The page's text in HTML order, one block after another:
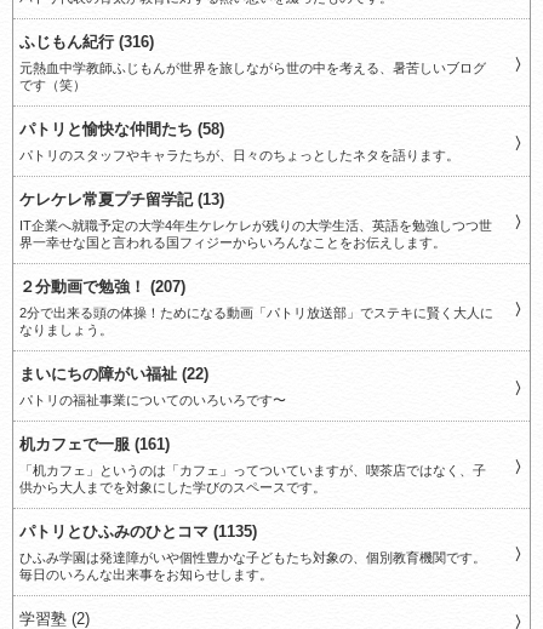
ふじもん紀行 (316)
元熱血中学教師ふじもんが世界を旅しながら世の中を考える、暑苦しいブログ
です（笑）
パトリと愉快な仲間たち (58)
パトリのスタッフやキャラたちが、日々のちょっとしたネタを語ります。
ケレケレ常夏プチ留学記 (13)
IT企業へ就職予定の大学4年生ケレケレが残りの大学生活、英語を勉強しつつ世
界一幸せな国と言われる国フィジーからいろんなことをお伝えします。
２分動画で勉強！ (207)
2分で出来る頭の体操！ためになる動画「パトリ放送部」でステキに賢く大人に
なりましょう。
まいにちの障がい福祉 (22)
パトリの福祉事業についてのいろいろです〜
机カフェで一服 (161)
「机カフェ」というのは「カフェ」ってついていますが、喫茶店ではなく、子
供から大人までを対象にした学びのスペースです。
パトリとひふみのひとコマ (1135)
ひふみ学園は発達障がいや個性豊かな子どもたち対象の、個別教育機関です。
毎日のいろんな出来事をお知らせします。
学習塾 (2)